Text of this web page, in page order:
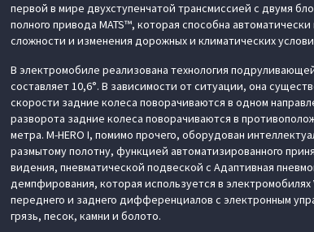
первой в мире двухступенчатой трансмиссией с двумя
полного привода MATS™, которая способна
сложности и изменения дорожных и климатических
В электромобиле реализована технология
составляет 10,6°. В зависимости от ситуации, она
скорости задние колеса поворачиваются в одном
разворота задние колеса поворачиваются в
метра. M‑HERO I, помимо прочего, оборудован
размытому полотну, функцией автоматизированного
видения, пневматической подвеской с Адаптивная
демпфирования, которая используется в
переднего и заднего дифференциалов с электронным
грязь, песок, камни и болото.